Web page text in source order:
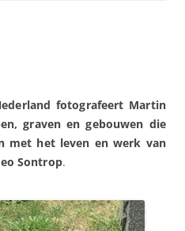
fotografeert Martin
graven en gebouwen die
met het leven en werk van
Sontrop.